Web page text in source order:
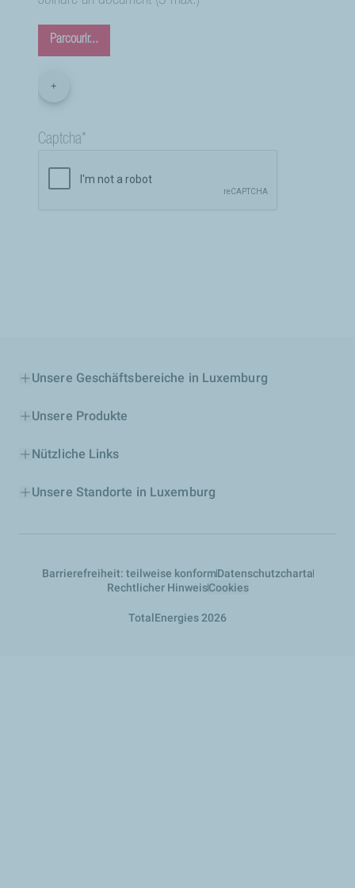
Unsere Geschäftsbereiche in Luxemburg
Unsere Produkte
Nützliche Links
Unsere Standorte in Luxemburg
Barrierefreiheit: teilweise konformDatenschutzcharta
Rechtlicher HinweisCookies
TotalEnergies 2026